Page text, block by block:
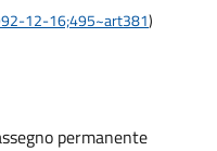
12-16;495~art381)
permanente